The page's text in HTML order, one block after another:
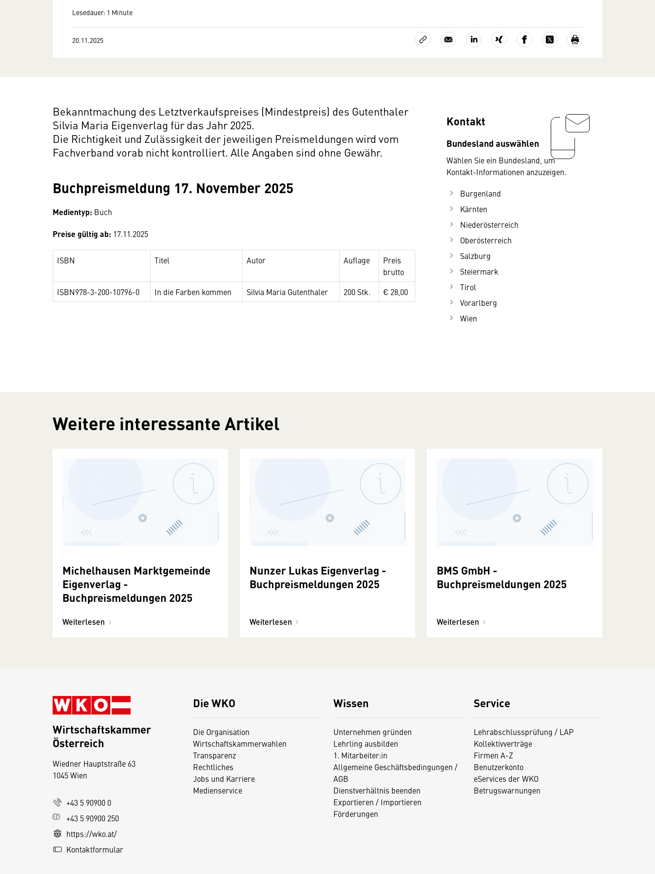
Lesedauer: 1 Minute
20.11.2025
Bekanntmachung des Letztverkaufspreises (Mindestpreis) des Gutenthaler
Silvia Maria Eigenverlag für das Jahr 2025.
Die Richtigkeit und Zulässigkeit der jeweiligen Preismeldungen wird vom
Fachverband vorab nicht kontrolliert. Alle Angaben sind ohne Gewähr.
Buchpreismeldung 17. November 2025
Medientyp: Buch
Preise gültig ab: 17.11.2025
ISBN Titel Autor Auflage
Preis
brutto
ISBN978-3-200-10796-0
In die Farben kommen Silvia Maria Gutenthaler 200 Stk. € 28,00
Kontakt
Bundesland auswählen
Wählen Sie ein Bundesland, um
Kontakt-Informationen anzuzeigen.
Burgenland
Kärnten
Niederösterreich
Oberösterreich
Salzburg
Steiermark
Tirol
Vorarlberg
Wien
Weitere interessante Artikel
Michelhausen Marktgemeinde
Eigenverlag -
Buchpreismeldungen 2025
Weiterlesen
Nunzer Lukas Eigenverlag -
Buchpreismeldungen 2025
Weiterlesen
BMS GmbH -
Buchpreismeldungen 2025
Weiterlesen
Die WKO
Die Organisation
Wirtschaftskammerwahlen
Transparenz
Rechtliches
Jobs und Karriere
Medienservice
Wissen
Unternehmen gründen
Lehrling ausbilden
1. Mitarbeiter:in
Allgemeine Geschäftsbedingungen /
AGB
Dienstverhältnis beenden
Exportieren / Importieren
Förderungen
Service
Lehrabschlussprüfung / LAP
Kollektivverträge
Firmen A-Z
Benutzerkonto
eServices der WKO
Betrugswarnungen
Wirtschaftskammer
Österreich
Wiedner Hauptstraße 63
1045 Wien
+43 5 90900 0
+43 5 90900 250
https://wko.at/
Kontaktformular